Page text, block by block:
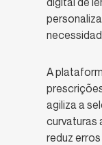
A
agiliza a
curvaturas
reduz